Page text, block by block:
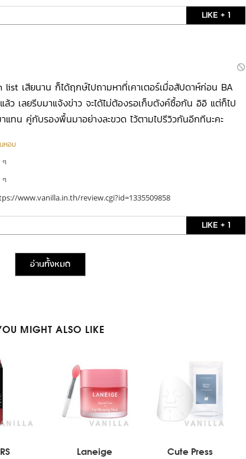
LIKE + 1
list เสียนาน ก็ได้ฤกษ์ไปถามหาที่เคาเตอร์เมื่อสัปดาห์ก่อน BA
ล้ว เลยรีบมาแจ้งข่าว จะได้ไม่ต้องรอเก็บตังค์ซื้อกัน อิอิ แต่ก็ไป
แทน คู่กับรองพื้นมาอย่างละขวด ไว้ตามไปรีวิวกันอีกทีนะคะ
หอม
ๆ
ๆ
www.vanilla.in.th/review.cgi?id=1335509858
LIKE + 1
อ่านทั้งหมด
MIGHT ALSO LIKE
Laneige Cute Press